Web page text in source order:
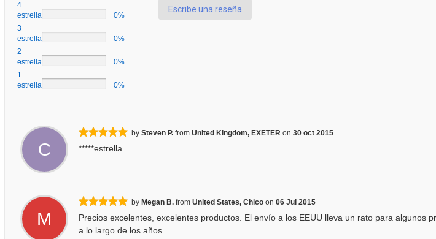
4
estrellas
0%
3
estrellas
0%
2
estrellas
0%
1
estrellas
0%
Escribe una reseña
C
by Steven P. from United Kingdom, EXETER on 30 oct 2015
*****estrella
M
by Megan B. from United States, Chico on 06 Jul 2015
Precios excelentes, excelentes productos. El envío a los EEUU lleva un rato para
a lo largo de los años.